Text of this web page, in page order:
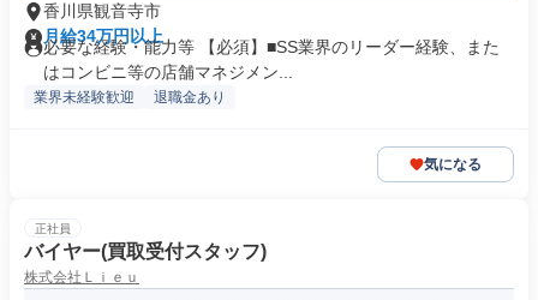
香川県観音寺市
月給34万円以上
必要な経験・能力等 【必須】■SS業界のリーダー経験、また
はコンビニ等の店舗マネジメン...
業界未経験歓迎 退職金あり
気になる
正社員
バイヤー(買取受付スタッフ)
株式会社Ｌｉｅｕ